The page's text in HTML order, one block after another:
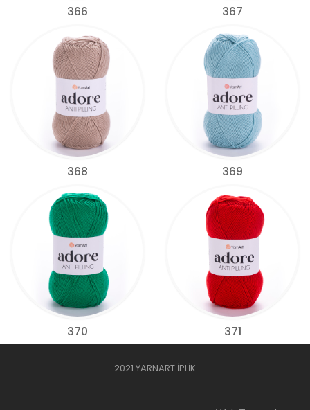
366 367
368 369
370 371
2021 YARNART İPLİK